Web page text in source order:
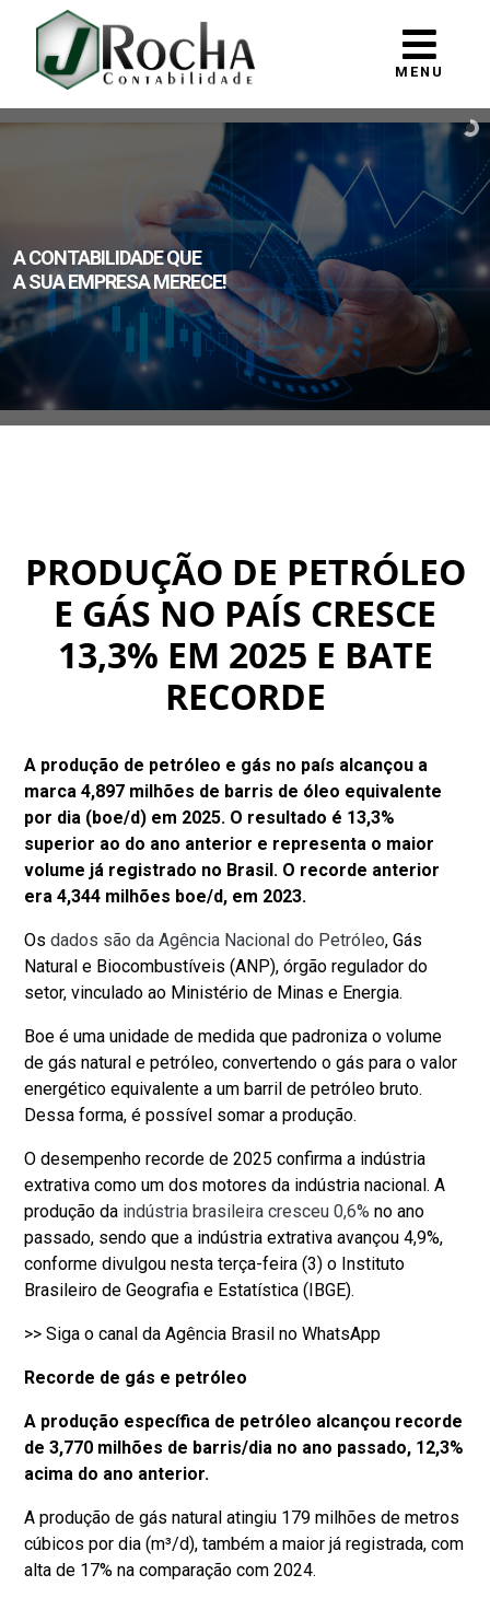
MENU
A CONTABILIDADE QUE
A SUA EMPRESA MERECE!
PRODUÇÃO DE PETRÓLEO
E GÁS NO PAÍS CRESCE
13,3% EM 2025 E BATE
RECORDE
A produção de petróleo e gás no país alcançou a
marca 4,897 milhões de barris de óleo equivalente
por dia (boe/d) em 2025. O resultado é 13,3%
superior ao do ano anterior e representa o maior
volume já registrado no Brasil. O recorde anterior
era 4,344 milhões boe/d, em 2023.
Osdados são da Agência Nacional do Petróleo, Gás
Natural e Biocombustíveis (ANP), órgão regulador do
setor, vinculado ao Ministério de Minas e Energia.
Boe é uma unidade de medida que padroniza o volume
de gás natural e petróleo, convertendo o gás para o valor
energético equivalente a um barril de petróleo bruto.
Dessa forma, é possível somar a produção.
O desempenho recorde de 2025 confirma a indústria
extrativa como um dos motores da indústria nacional. A
produção da indústria brasileira cresceu 0,6% no ano
passado, sendo que a indústria extrativa avançou 4,9%,
conforme divulgou nesta terça-feira (3) o Instituto
Brasileiro de Geografia e Estatística (IBGE).
>> Siga o canal da Agência Brasil no WhatsApp
Recorde de gás e petróleo
A produção específica de petróleo alcançou recorde
de 3,770 milhões de barris/dia no ano passado, 12,3%
acima do ano anterior.
A produção de gás natural atingiu 179 milhões de metros
cúbicos por dia (m³/d), também a maior já registrada, com
alta de 17% na comparação com 2024.